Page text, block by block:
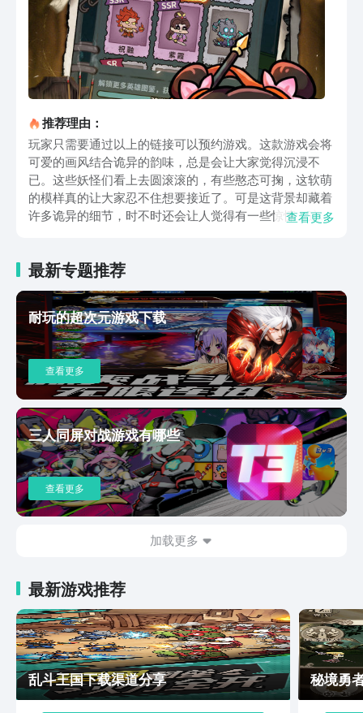
推荐理由：
玩家只需要通过以上的链接可以预约游戏。这款游戏会将
可爱的画风结合诡异的韵味，总是会让大家觉得沉浸不
已。这些妖怪们看上去圆滚滚的，有些憨态可掬，这软萌
的模样真的让大家忍不住想要接近了。可是这背景却藏着
许多诡异的细节，时不时还会让人觉得有一些惊悚，这种
制。游戏的操作是比较省心的，只需要一根手指就可以轻
松的搞定。随手点开就能够玩耍，并不需要一直盯着屏
幕，游戏确实比较解压。玩法的核心就是经过合成，然后
升级妖怪每次合成全部都是未知的赌局，可以直接触发肉
鸽随机效果。可以是解锁隐藏的羁绊，也有可能是招式突
然的质变。同一个妖怪换一个对局特性还有技能都有可能
会大变样，每一局都是全新的剧本，永远都玩不腻。在游
戏中大家就可以召唤上百种性格不一样的妖灵，他们并不
是只会打架的工具，而是成为了一个打工好手，可以起到
辅助的效果。就算战斗能力一般，也可以在店铺里面充当
店员，乖乖的产出资源。养成体系又会藏着很多的惊喜，
不起眼的小妖怪在经过努力养成之后也可以直接逆袭，最
终就可以成为战斗力天花板。在整个收集的过程中就好像
是盲盒一样，每邂逅一只新的妖灵都会充满惊喜，让这个
东方奇幻世界变得特别的厚重。妖灵打工团预约一直已经
分享给大家，这款游戏用轻松休闲的节奏把肉鸽随机，塔
赶紧来组建团队吧。
查看更多
最新专题推荐
耐玩的超次元游戏下载
查看更多
三人同屏对战游戏有哪些
查看更多
加载更多
最新游戏推荐
乱斗王国下载渠道分享 秘境勇